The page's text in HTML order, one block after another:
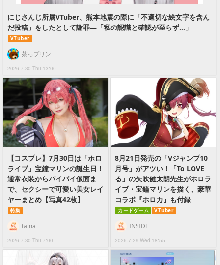
にじさんじ所属VTuber、熊本地震の際に「不適切な絵文字を含ん
だ投稿」をしたとして謝罪―「私の認識と確認が至らず…」
VTuber
2026.7.30 Thu 13:00
茶っプリン
【コスプレ】7月30日は「ホロ
ライブ」宝鐘マリンの誕生日！
通常衣装からパイパイ仮面ま
で、セクシーで可愛い美女レイ
ヤーまとめ【写真42枚】
特集
2026.7.30 Thu 7:00
tama
8月21日発売の「Vジャンプ10
月号」がアツい！「To LOVE
る」の矢吹健太朗先生がホロラ
イブ・宝鐘マリンを描く、豪華
コラボ『ホロカ』も付録
カードゲーム VTuber
2026.7.29 Wed 18:55
INSIDE